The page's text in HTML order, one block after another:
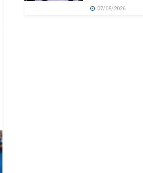
07/08/2026